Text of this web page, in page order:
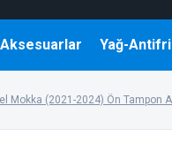
Aksesuarlar Yağ-
Mokka (2021-2024) Ön Tampon